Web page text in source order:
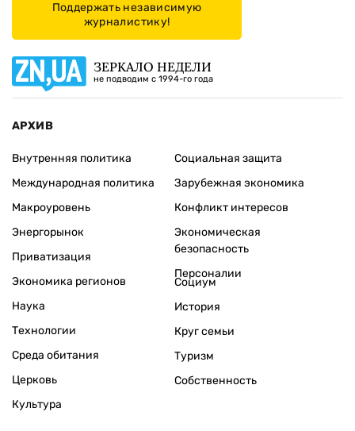
Поддержать независимую
журналистику!
ЗЕРКАЛО НЕДЕЛИ
не подводим с 1994-го года
АРХИВ
Внутренняя политика
Международная политика
Макроуровень
Энергорынок
Приватизация
Экономика регионов
Социальная защита
Зарубежная экономика
Конфликт интересов
Экономическая
безопасность
Персоналии
Наука
Технологии
Среда обитания
Церковь
Культура
Социум
История
Круг семьи
Туризм
Собственность